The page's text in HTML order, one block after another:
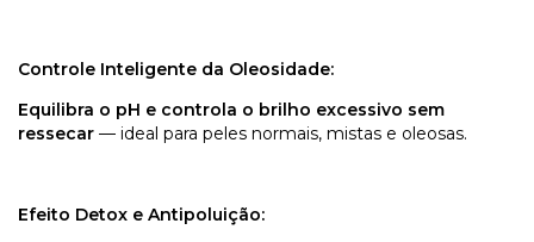
Controle Inteligente da Oleosidade:
Equilibra o pH e controla o brilho excessivo sem
ressecar — ideal para peles normais, mistas e oleosas.
Efeito Detox e Antipoluição: